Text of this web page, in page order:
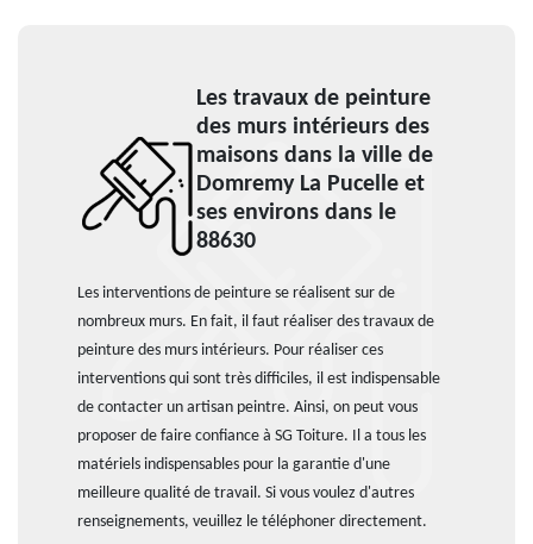
Les travaux de peinture
des murs intérieurs des
maisons dans la ville de
Domremy La Pucelle et
ses environs dans le
88630
Les interventions de peinture se réalisent sur de
nombreux murs. En fait, il faut réaliser des travaux de
peinture des murs intérieurs. Pour réaliser ces
interventions qui sont très difficiles, il est indispensable
de contacter un artisan peintre. Ainsi, on peut vous
proposer de faire confiance à SG Toiture. Il a tous les
matériels indispensables pour la garantie d'une
meilleure qualité de travail. Si vous voulez d'autres
renseignements, veuillez le téléphoner directement.